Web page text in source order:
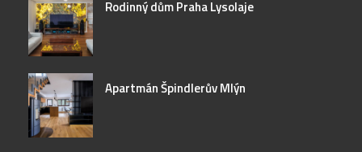
Rodinný dům Praha Lysolaje
Apartmán Špindlerův Mlýn